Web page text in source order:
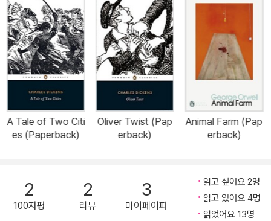
A Tale of Two Citi
es (Paperback)
Oliver Twist (Pap
erback)
Animal Farm (Pap
erback)
2
100자평
2
리뷰
3
마이페이퍼
읽고 싶어요 2명
읽고 있어요 4명
읽었어요 13명